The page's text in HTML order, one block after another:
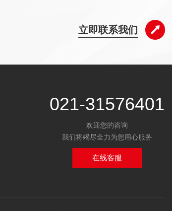
立即联系我们
021-31576401
欢迎您的咨询
我们将竭尽全力为您用心服务
在线客服